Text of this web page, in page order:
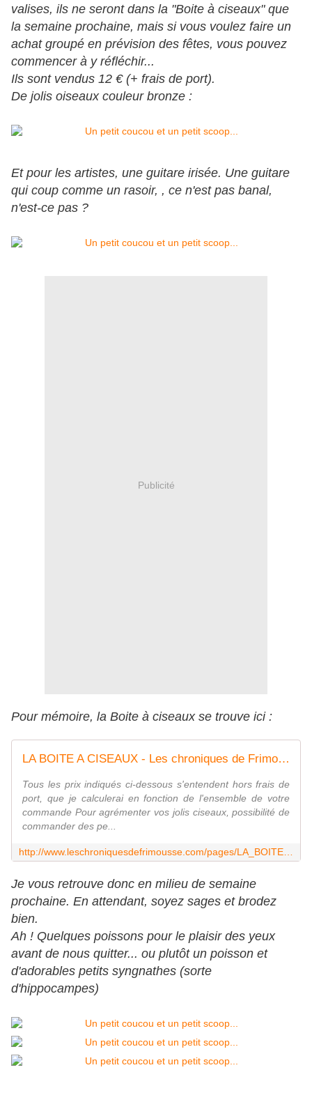
valises, ils ne seront dans la "Boite à ciseaux" que
la semaine prochaine, mais si vous voulez faire un
achat groupé en prévision des fêtes, vous pouvez
commencer à y réfléchir...
Ils sont vendus 12 € (+ frais de port).
De jolis oiseaux couleur bronze :
Et pour les artistes, une guitare irisée. Une guitare
qui coup comme un rasoir, , ce n'est pas banal,
n'est-ce pas ?
Publicité
Pour mémoire, la Boite à ciseaux se trouve ici :
LA BOITE A CISEAUX - Les chroniques de Frimousse
Tous les prix indiqués ci-dessous s'entendent hors frais de
port, que je calculerai en fonction de l'ensemble de votre
commande Pour agrémenter vos jolis ciseaux, possibilité de
commander des pe...
Je vous retrouve donc en milieu de semaine
prochaine. En attendant, soyez sages et brodez
bien.
Ah ! Quelques poissons pour le plaisir des yeux
avant de nous quitter... ou plutôt un poisson et
d'adorables petits syngnathes (sorte
d'hippocampes)